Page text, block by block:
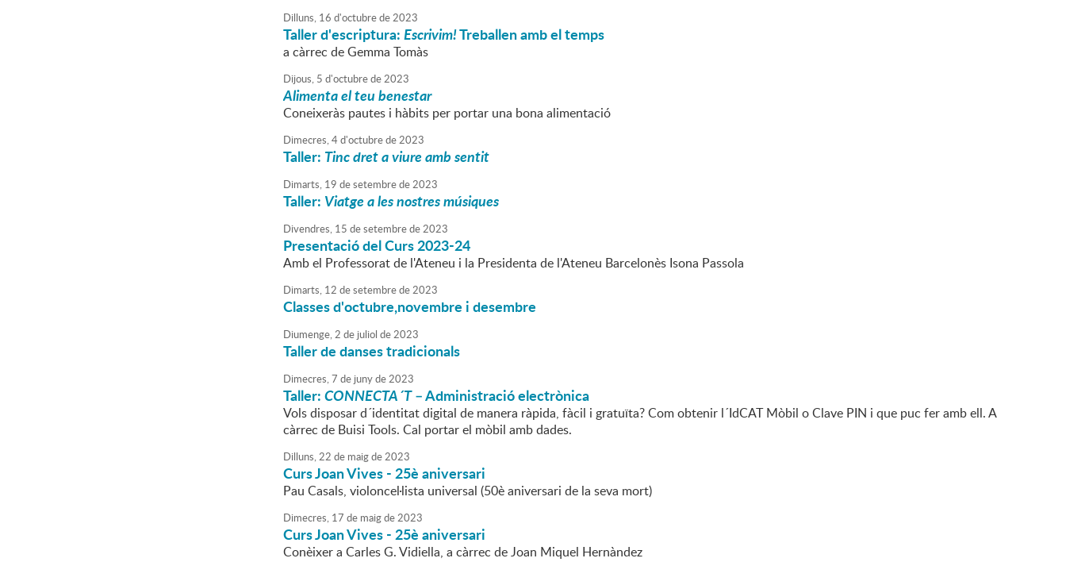
Dilluns, 16 d'octubrede2023
Taller d'escriptura:Escrivim!Treballen amb el temps
a càrrec de Gemma Tomàs
Dijous, 5 d'octubrede2023
Alimenta el teu benestar
Coneixeràs pautes i hàbits per portar una bona alimentació
Dimecres,4d'octubrede2023
Taller: Tinc dret a viure amb sentit
Dimarts, 19 desetembrede2023
Taller: Viatge a les nostres músiques
Divendres, 15 desetembrede2023
Presentació del Curs 2023-24
Amb el Professorat de l'Ateneu i la Presidenta de l'Ateneu Barcelonès Isona Passola
Dimarts, 12 desetembrede2023
Classes d'octubre,novembre i desembre
Diumenge,2 de juliol de2023
Taller de danses tradicionals
Dimecres,7 de junyde2023
Taller:CONNECTA´T– Administració electrònica
Vols disposar d´identitat digital de manera ràpida, fàcil i gratuïta? Com obtenir l´IdCAT Mòbil o Clave PIN i que puc fer amb ell. A
càrrec de Buisi Tools. Cal portar el mòbil amb dades.
Dilluns,22 de maigde2023
Curs Joan Vives - 25è aniversari
Pau Casals, violoncel·lista universal (50è aniversari de la seva mort)
Dimecres, 17 de maigde2023
Curs Joan Vives - 25è aniversari
Conèixer a Carles G. Vidiella, a càrrec de Joan Miquel Hernàndez